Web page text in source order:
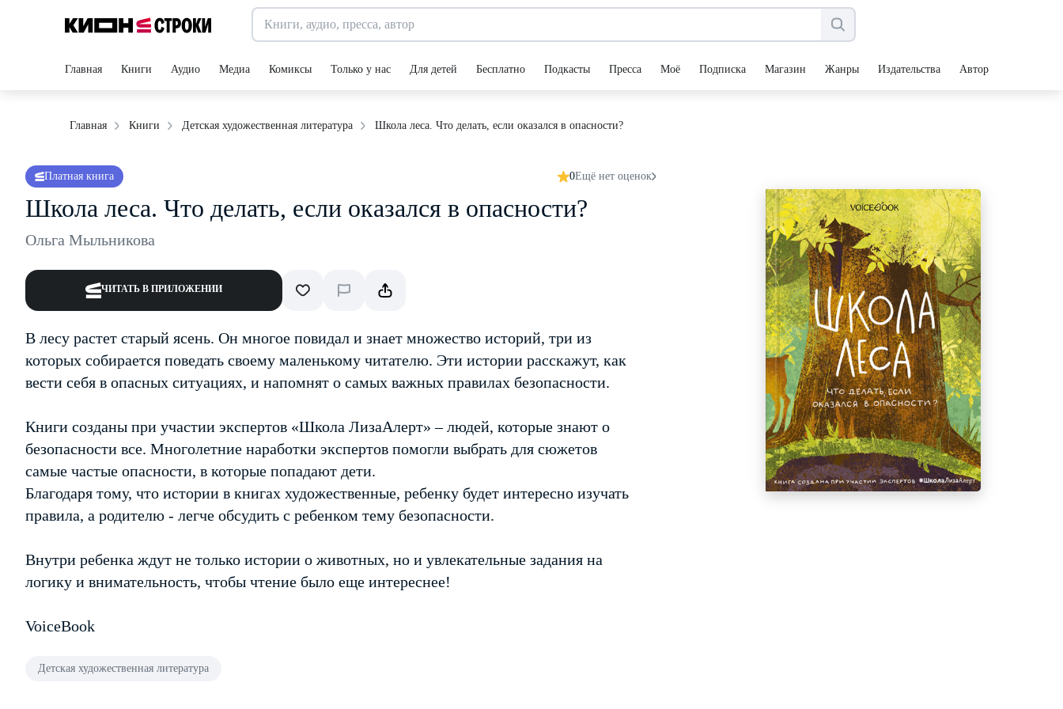
Главная Книги Аудио Медиа Комиксы Только у нас Для детей Бесплатно Подкасты Пресса Моё Подписка Магазин Жанры Издательства Авторы
Главная Книги Детская художественная литература Школа леса. Что делать, если оказался в опасности?
Платная книга 0Ещё нет оценок
Школа леса. Что делать, если оказался в опасности?
Ольга Мыльникова
ЧИТАТЬ В ПРИЛОЖЕНИИ
В лесу растет старый ясень. Он многое повидал и знает множество историй, три из
которых собирается поведать своему маленькому читателю. Эти истории расскажут, как
вести себя в опасных ситуациях, и напомнят о самых важных правилах безопасности.
Книги созданы при участии экспертов «Школа ЛизаАлерт» – людей, которые знают о
безопасности все. Многолетние наработки экспертов помогли выбрать для сюжетов
самые частые опасности, в которые попадают дети.
Благодаря тому, что истории в книгах художественные, ребенку будет интересно изучать
правила, а родителю - легче обсудить с ребенком тему безопасности.
Внутри ребенка ждут не только истории о животных, но и увлекательные задания на
логику и внимательность, чтобы чтение было еще интереснее!
VoiceBook
Детская художественная литература